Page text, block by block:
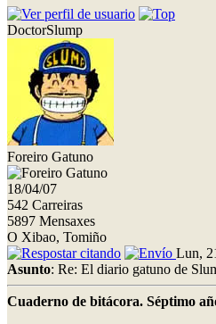
DoctorSlump
Foreiro Gatuno
18/04/07
542 Carreiras
5897 Mensaxes
O Xibao, Tomiño
Lun,
Asunto: Re: El diario gatuno de
Cuaderno de bitácora. Séptimo